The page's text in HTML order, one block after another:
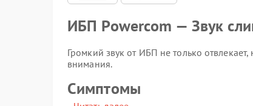
ИБП Powercom — Звук
Громкий звук от ИБП не только
внимания.
Симптомы